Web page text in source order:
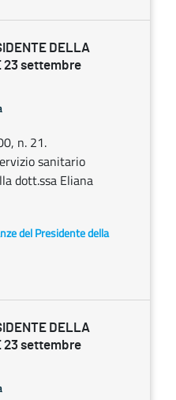
DELLA
23 settembre
n. 21.
sanitario
dott.ssa Eliana
del Presidente della
DELLA
23 settembre